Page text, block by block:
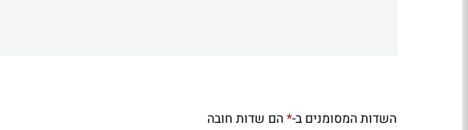
השדות המסומנים ב-*הם שדות חובה